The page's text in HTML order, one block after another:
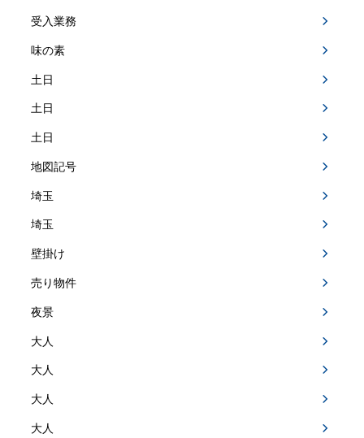
受入業務
味の素
土日
土日
土日
地図記号
埼玉
埼玉
壁掛け
売り物件
夜景
大人
大人
大人
大人